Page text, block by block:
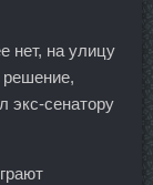
нет, на улицу
решение,
экс-сенатору